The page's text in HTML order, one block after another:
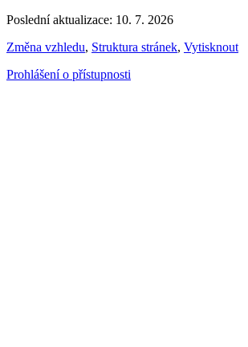
Poslední aktualizace: 10. 7. 2026
Změna vzhledu, Struktura stránek, Vytisknout
Prohlášení o přístupnosti